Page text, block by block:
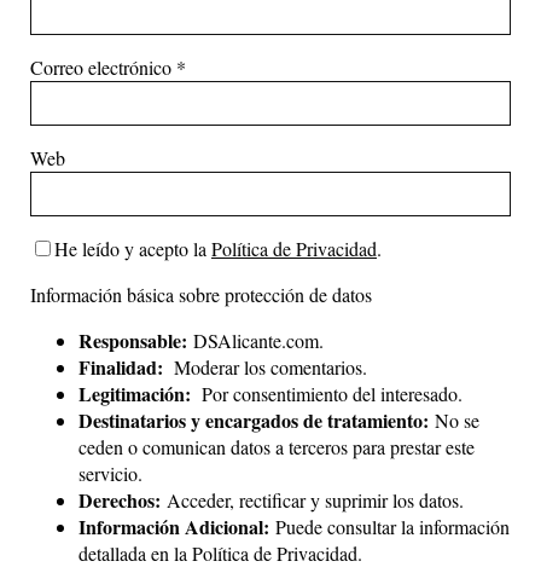
Correo electrónico *
Web
He leído y acepto la Política de Privacidad.
Información básica sobre protección de datos
Responsable: DSAlicante.com.
Finalidad: Moderar los comentarios.
Legitimación: Por consentimiento del interesado.
Destinatarios y encargados de tratamiento: No se
ceden o comunican datos a terceros para prestar este
servicio.
Derechos: Acceder, rectificar y suprimir los datos.
Información Adicional: Puede consultar la información
detallada en la Política de Privacidad.